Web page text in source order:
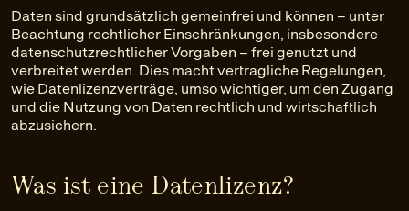
Daten sind grundsätzlich gemeinfrei und können – unter
Beachtung rechtlicher Einschränkungen, insbesondere
datenschutzrechtlicher Vorgaben – frei genutzt und
verbreitet werden. Dies macht vertragliche Regelungen,
wie Datenlizenzverträge, umso wichtiger, um den Zugang
und die Nutzung von Daten rechtlich und wirtschaftlich
abzusichern.
Was ist eine Datenlizenz?